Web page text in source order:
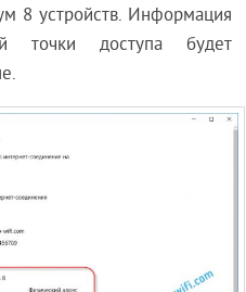
8 устройств. Информация
точки доступа будет